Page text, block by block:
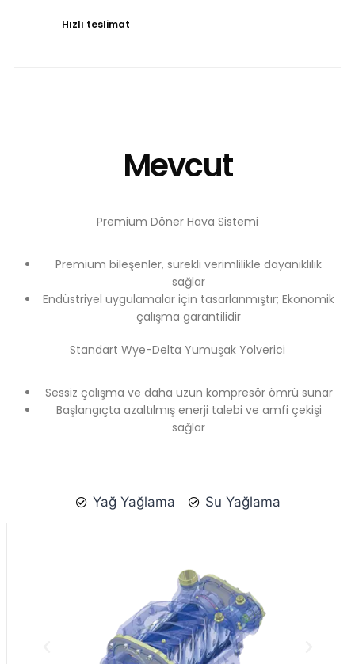
Hızlı teslimat
Mevcut
Premium Döner Hava Sistemi
Premium bileşenler, sürekli verimlilikle dayanıklılık
sağlar
Endüstriyel uygulamalar için tasarlanmıştır; Ekonomik
çalışma garantilidir
Standart Wye-Delta Yumuşak Yolverici
Sessiz çalışma ve daha uzun kompresör ömrü sunar
Başlangıçta azaltılmış enerji talebi ve amfi çekişi
sağlar
Yağ Yağlama Su Yağlama